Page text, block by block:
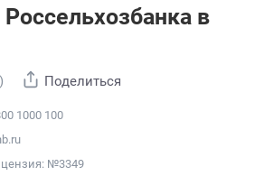
в
1000 100
№3349
Поделиться